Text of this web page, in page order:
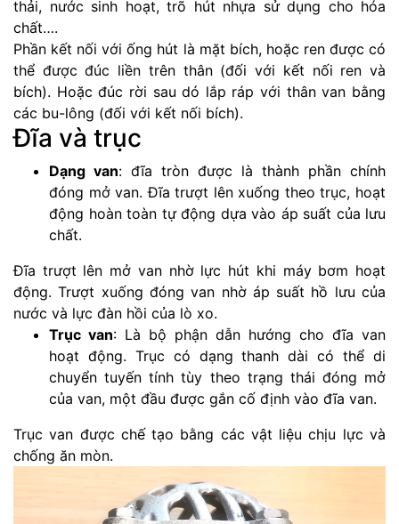
thải, nước sinh hoạt, trõ hút nhựa sử dụng cho hóa
chất….
Phần kết nối với ống hút là mặt bích, hoặc ren được có
thể được đúc liền trên thân (đối với kết nối ren và
bích). Hoặc đúc rời sau dó lắp ráp với thân van bằng
các bu-lông (đối với kết nối bích).
Đĩa và trục
Dạng van: đĩa tròn được là thành phần chính
đóng mở van. Đĩa trượt lên xuống theo trục, hoạt
động hoàn toàn tự động dựa vào áp suất của lưu
chất.
Đĩa trượt lên mở van nhờ lực hút khi máy bơm hoạt
động. Trượt xuống đóng van nhờ áp suất hồ lưu của
nước và lực đàn hồi của lò xo.
Trục van: Là bộ phận dẫn hướng cho đĩa van
hoạt động. Trục có dạng thanh dài có thể di
chuyển tuyến tính tùy theo trạng thái đóng mở
của van, một đầu được gắn cố định vào đĩa van.
Trục van được chế tạo bằng các vật liệu chịu lực và
chống ăn mòn.